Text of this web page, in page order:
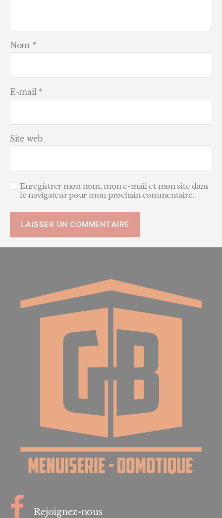
Nom *
E-mail *
Site web
Enregistrer mon nom, mon e-mail et mon site dans
le navigateur pour mon prochain commentaire.
Rejoignez-nous